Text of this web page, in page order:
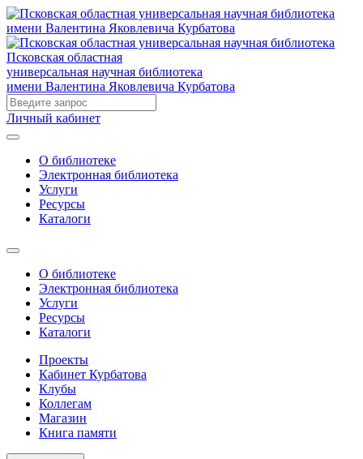
Псковская областная
универсальная научная библиотека
имени Валентина Яковлевича Курбатова
Личный кабинет
О библиотеке
Электронная библиотека
Услуги
Ресурсы
Каталоги
О библиотеке
Электронная библиотека
Услуги
Ресурсы
Каталоги
Проекты
Кабинет Курбатова
Клубы
Коллегам
Магазин
Книга памяти